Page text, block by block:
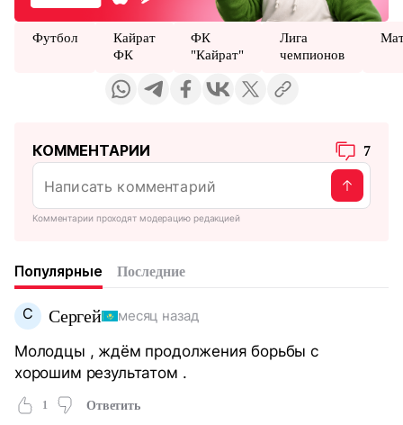
Футбол
Кайрат
ФК
ФК
"Кайрат"
Лига
чемпионов
КОММЕНТАРИИ 7
Комментарии проходят модерацию редакцией
Популярные Последние
С Сергей месяц назад
Молодцы , ждём продолжения борьбы с
хорошим результатом .
1 Ответить